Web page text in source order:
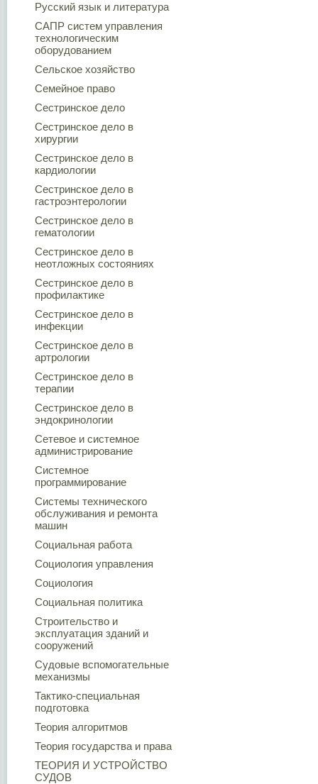
Русский язык и литература
САПР систем управления
технологическим
оборудованием
Сельское хозяйство
Семейное право
Сестринское дело
Сестринское дело в
хирургии
Сестринское дело в
кардиологии
Сестринское дело в
гастроэнтерологии
Сестринское дело в
гематологии
Сестринское дело в
неотложных состояниях
Сестринское дело в
профилактике
Сестринское дело в
инфекции
Сестринское дело в
артрологии
Сестринское дело в
терапии
Сестринское дело в
эндокринологии
Сетевое и системное
администрирование
Системное
программирование
Системы технического
обслуживания и ремонта
машин
Социальная работа
Социология управления
Социология
Социальная политика
Строительство и
эксплуатация зданий и
сооружений
Судовые вспомогательные
механизмы
Тактико-специальная
подготовка
Теория алгоритмов
Теория государства и права
ТЕОРИЯ И УСТРОЙСТВО
СУДОВ